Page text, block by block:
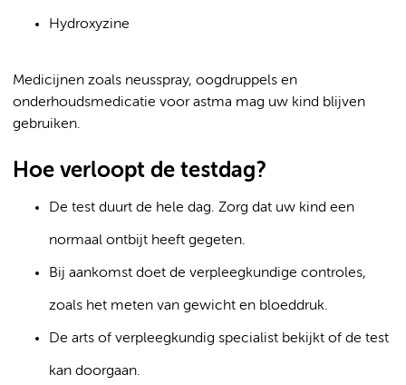
Hydroxyzine
Medicijnen zoals neusspray, oogdruppels en
onderhoudsmedicatie voor astma mag uw kind blijven
gebruiken.
Hoe verloopt de testdag?
De test duurt de hele dag. Zorg dat uw kind een
normaal ontbijt heeft gegeten.
Bij aankomst doet de verpleegkundige controles,
zoals het meten van gewicht en bloeddruk.
De arts of verpleegkundig specialist bekijkt of de test
kan doorgaan.